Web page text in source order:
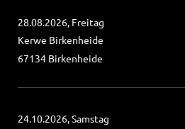
28.08.2026, Freitag
Kerwe Birkenheide
67134 Birkenheide
24.10.2026, Samstag